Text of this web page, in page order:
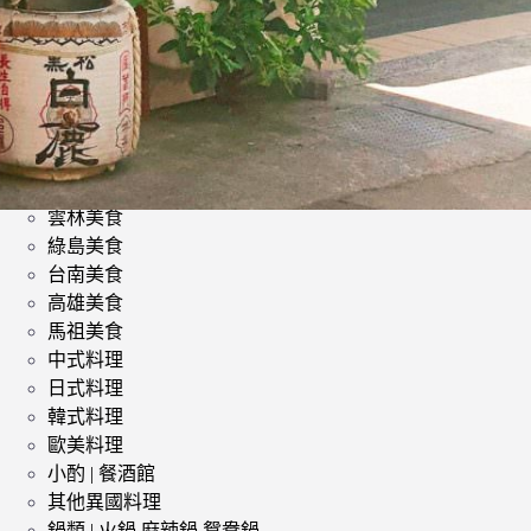
影評 | 電影感想
食記
台北美食
台中美食
宜蘭美食
苗栗美食
雲林美食
綠島美食
台南美食
高雄美食
馬祖美食
中式料理
日式料理
韓式料理
歐美料理
小酌 | 餐酒館
其他異國料理